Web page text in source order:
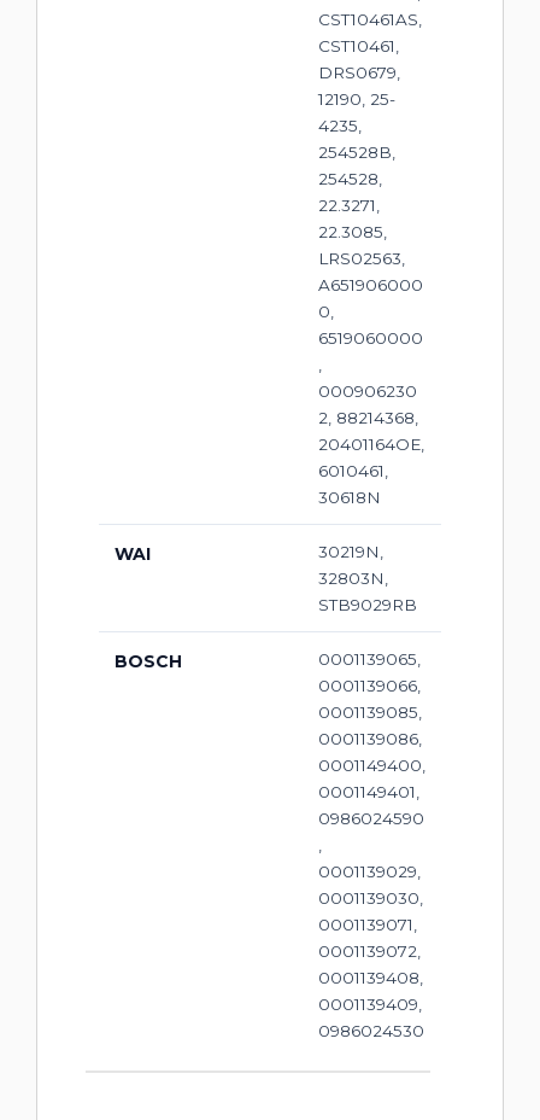
CST10461AS,
CST10461,
DRS0679,
12190, 25-
4235,
254528B,
254528,
22.3271,
22.3085,
LRS02563,
A651906000
0,
6519060000
,
000906230
2, 88214368,
20401164OE,
6010461,
30618N
WAI
30219N,
32803N,
STB9029RB
BOSCH
0001139065,
0001139066,
0001139085,
0001139086,
0001149400,
0001149401,
0986024590
,
0001139029,
0001139030,
0001139071,
0001139072,
0001139408,
0001139409,
0986024530